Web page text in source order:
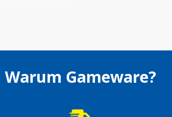
Warum Gameware?